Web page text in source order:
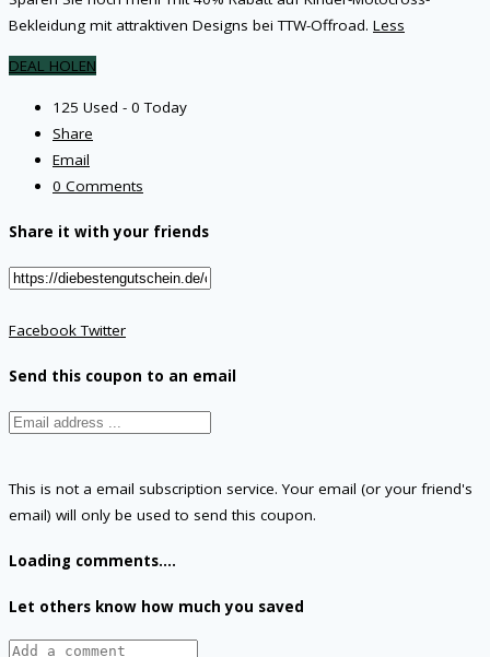
Bekleidung mit attraktiven Designs bei TTW-Offroad. Less
DEAL HOLEN
125 Used - 0 Today
Share
Email
0 Comments
Share it with your friends
FacebookTwitter
Send this coupon to an email
This is not a email subscription service. Your email (or your friend's
email) will only be used to send this coupon.
Loading comments....
Let others know how much you saved